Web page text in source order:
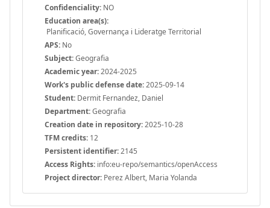
Confidenciality: NO
Education area(s):
Planificació, Governança i Lideratge Territorial
APS: No
Subject:Geografia
Academic year:2024-2025
Work's public defense date:2025-09-14
Student: Dermit Fernandez, Daniel
Department:Geografia
Creation date in repository:2025-10-28
TFM credits: 12
Persistent identifier:2145
Access Rights: info:eu-repo/semantics/openAccess
Project director: Perez Albert, Maria Yolanda